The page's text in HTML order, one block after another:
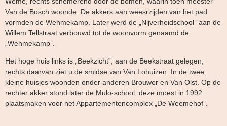
Van de Bosch woonde. De akkers aan weesrzijden van het pad
vormden de Wehmekamp. Later werd de „Nijverheidschool” aan de
Willem Tellstraat verbouwd tot de woonvorm genaamd de
„Wehmekamp”.
Het hoge huis links is „Beekzicht”, aan de Beekstraat gelegen;
rechts daarvan ziet u de smidse van Van Lohuizen. In de twee
kleine huisjes woonden onder anderen Brouwer en Van Olst. Op de
rechter akker stond later de Mulo-school, deze moest in 1992
plaatsmaken voor het Appartementencomplex „De Weemehof”.